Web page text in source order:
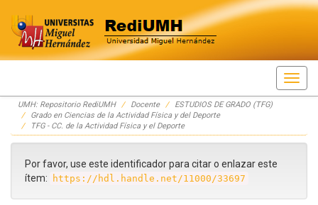
Skip
navigation
UMH: Repositorio RediUMH Docente
ESTUDIOS DE GRADO (TFG)
Grado en Ciencias de la Actividad Física y del Deporte
TFG - CC. de la Actividad Física y el Deporte
Por favor, use este identificador para citar o enlazar este
ítem:
https://hdl.handle.net/11000/33697